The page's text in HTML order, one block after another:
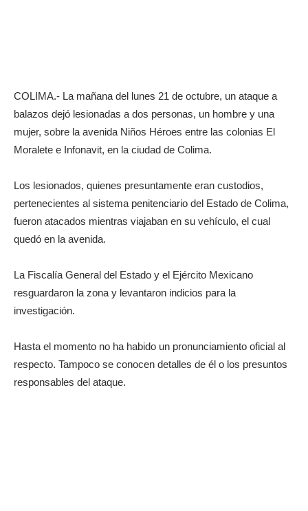
COLIMA.- La mañana del lunes 21 de octubre, un ataque a
balazos dejó lesionadas a dos personas, un hombre y una
mujer, sobre la avenida Niños Héroes entre las colonias El
Moralete e Infonavit, en la ciudad de Colima.
Los lesionados, quienes presuntamente eran custodios,
pertenecientes al sistema penitenciario del Estado de Colima,
fueron atacados mientras viajaban en su vehículo, el cual
quedó en la avenida.
La Fiscalía General del Estado y el Ejército Mexicano
resguardaron la zona y levantaron indicios para la
investigación.
Hasta el momento no ha habido un pronunciamiento oficial al
respecto. Tampoco se conocen detalles de él o los presuntos
responsables del ataque.